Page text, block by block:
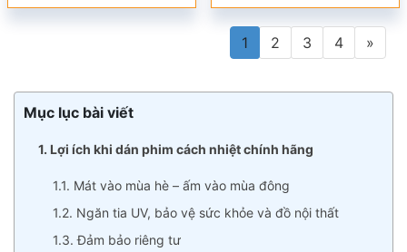
1 2 3 4 »
Mục lục bài viết
1. Lợi ích khi dán phim cách nhiệt chính hãng
1.1. Mát vào mùa hè – ấm vào mùa đông
1.2. Ngăn tia UV, bảo vệ sức khỏe và đồ nội thất
1.3. Đảm bảo riêng tư